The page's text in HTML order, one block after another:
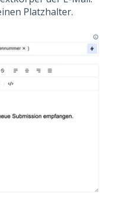
Platzhalter.